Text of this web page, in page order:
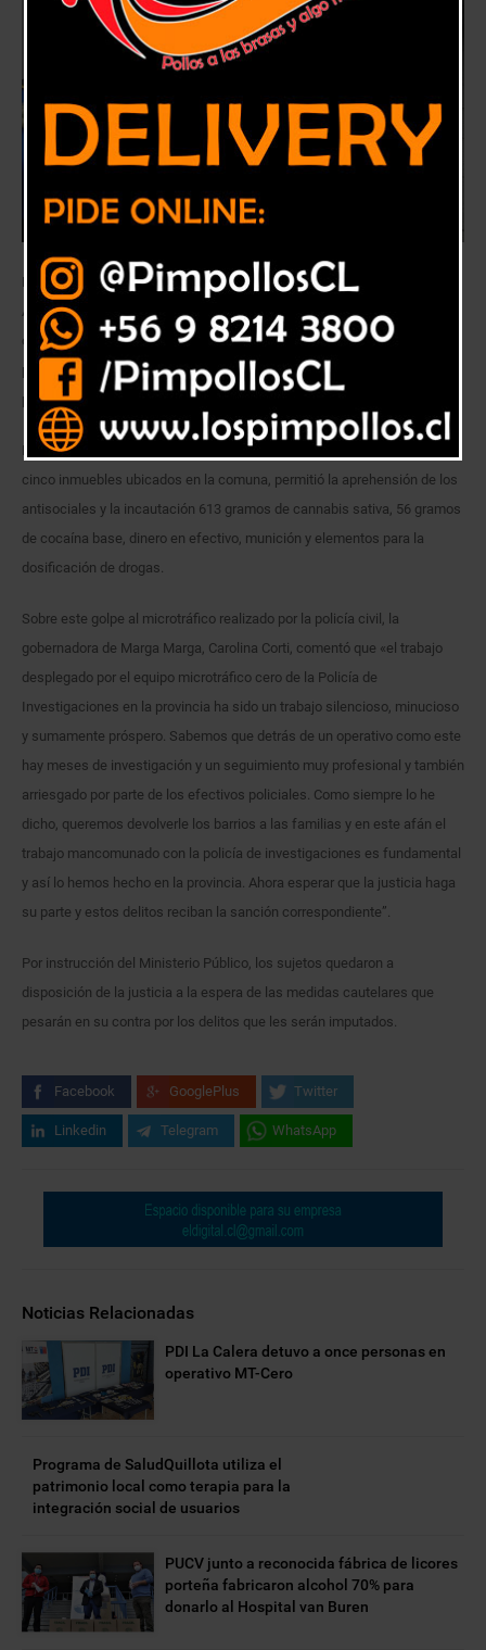
Detectives del equipo MT-0 de la Brigada de Investigación Criminal Villa
Alemana de la Policía de Investigaciones de Chile, en el marco de un
operativo antidroga, detuvo a un clan familiar compuesto por siete
personas, dedicadas a la comercialización de sustancias ilícitas en
pequeñas cantidades.
El operativo llevado a cabo por la PDI, que incluyó entrada y registro de
cinco inmuebles ubicados en la comuna, permitió la aprehensión de los
antisociales y la incautación 613 gramos de cannabis sativa, 56 gramos
de cocaína base, dinero en efectivo, munición y elementos para la
dosificación de drogas.
Sobre este golpe al microtráfico realizado por la policía civil, la
gobernadora de Marga Marga, Carolina Corti, comentó que «el trabajo
desplegado por el equipo microtráfico cero de la Policía de
Investigaciones en la provincia ha sido un trabajo silencioso, minucioso
y sumamente próspero. Sabemos que detrás de un operativo como este
hay meses de investigación y un seguimiento muy profesional y también
arriesgado por parte de los efectivos policiales. Como siempre lo he
dicho, queremos devolverle los barrios a las familias y en este afán el
trabajo mancomunado con la policía de investigaciones es fundamental
y así lo hemos hecho en la provincia. Ahora esperar que la justicia haga
su parte y estos delitos reciban la sanción correspondiente”.
Por instrucción del Ministerio Público, los sujetos quedaron a
disposición de la justicia a la espera de las medidas cautelares que
pesarán en su contra por los delitos que les serán imputados.
Facebook GooglePlus Twitter
Linkedin Telegram WhatsApp
Noticias Relacionadas
PDI La Calera detuvo a once personas en
operativo MT-Cero
Programa de SaludQuillota utiliza el
patrimonio local como terapia para la
integración social de usuarios
PUCV junto a reconocida fábrica de licores
porteña fabricaron alcohol 70% para
donarlo al Hospital van Buren